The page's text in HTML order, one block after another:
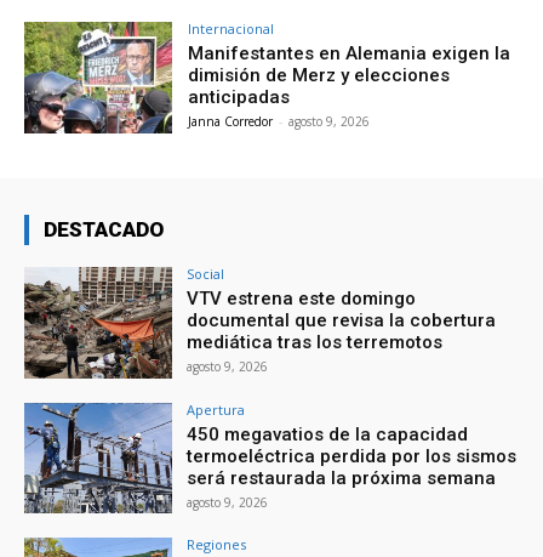
Internacional
Manifestantes en Alemania exigen la
dimisión de Merz y elecciones
anticipadas
Janna Corredor - agosto 9, 2026
DESTACADO
Social
VTV estrena este domingo
documental que revisa la cobertura
mediática tras los terremotos
agosto 9, 2026
Apertura
450 megavatios de la capacidad
termoeléctrica perdida por los sismos
será restaurada la próxima semana
agosto 9, 2026
Regiones